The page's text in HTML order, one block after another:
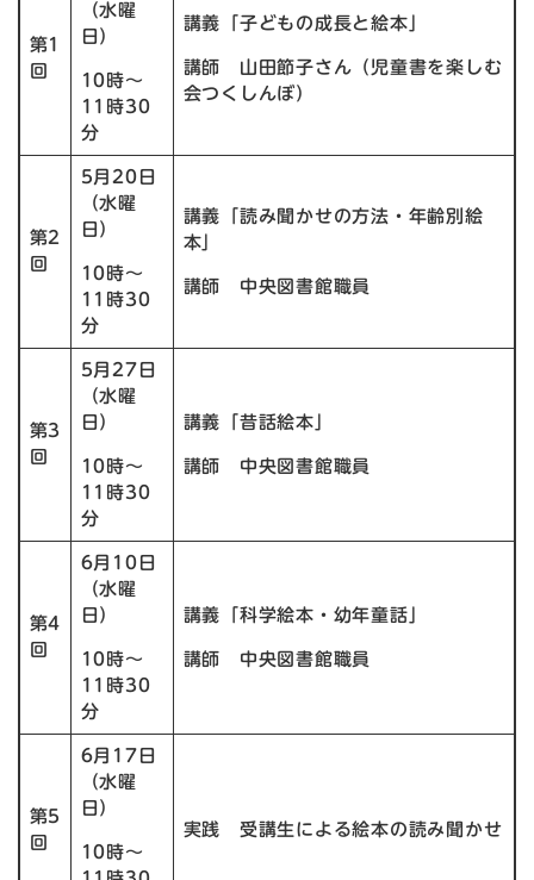
第1
回
（水曜
日）
10時〜
11時30
分
講義「子どもの成長と絵本」
講師 山田節子さん（児童書を楽しむ
会つくしんぼ）
第2
回
5月20日
（水曜
日）
10時〜
11時30
分
講義「読み聞かせの方法・年齢別絵
本」
講師 中央図書館職員
第3
回
5月27日
（水曜
日）
10時〜
11時30
分
講義「昔話絵本」
講師 中央図書館職員
第4
回
6月10日
（水曜
日）
10時〜
11時30
分
講義「科学絵本・幼年童話」
講師 中央図書館職員
第5
回
6月17日
（水曜
日）
10時〜
実践 受講生による絵本の読み聞かせ